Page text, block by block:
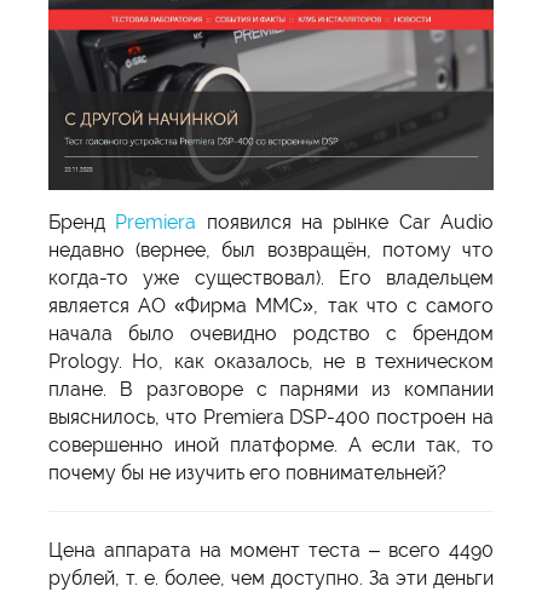
Бренд Premiera появился на рынке Car Audio
недавно (вернее, был возвращён, потому что
когда-то уже существовал). Его владельцем
является АО «Фирма ММС», так что с самого
начала было очевидно родство с брендом
Prology. Но, как оказалось, не в техническом
плане. В разговоре с парнями из компании
выяснилось, что Premiera DSP-400 построен на
совершенно иной платформе. А если так, то
почему бы не изучить его повнимательней?
Цена аппарата на момент теста – всего 4490
рублей, т. е. более, чем доступно. За эти деньги